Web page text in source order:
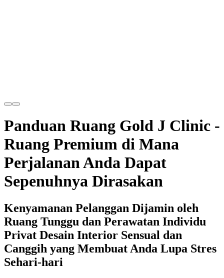
Panduan Ruang Gold J Clinic -
Ruang Premium di Mana
Perjalanan Anda Dapat
Sepenuhnya Dirasakan
Kenyamanan Pelanggan Dijamin oleh
Ruang Tunggu dan Perawatan Individu
Privat Desain Interior Sensual dan
Canggih yang Membuat Anda Lupa Stres
Sehari-hari